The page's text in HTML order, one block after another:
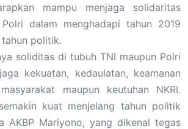
mampu menjaga solidaritas
dalam menghadapi tahun 2019
politik.
soliditas di tubuh TNI maupun Polri
kekuatan, kedaulatan, keamanan
maupun keutuhan NKRI.
kuat menjelang tahun politik
AKBP Mariyono, yang dikenal tegas